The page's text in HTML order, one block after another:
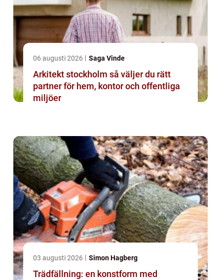
06 augusti 2026 Saga Vinde
Arkitekt stockholm så väljer du rätt
partner för hem, kontor och offentliga
miljöer
03 augusti 2026 Simon Hagberg
Trädfällning: en konstform med